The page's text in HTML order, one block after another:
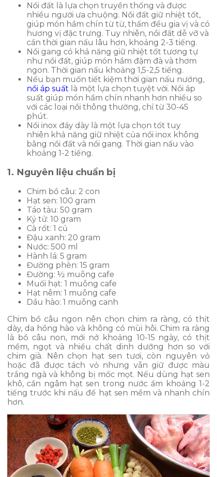
Nồi đất là lựa chọn truyền thống và được
nhiều người ưa chuộng. Nồi đất giữ nhiệt tốt,
giúp món hầm chín từ từ, thấm đều gia vị và có
hương vị đặc trưng. Tuy nhiên, nồi đất dễ vỡ và
cần thời gian nấu lâu hơn, khoảng 2-3 tiếng.
Nồi gang có khả năng giữ nhiệt tốt tương tự
như nồi đất, giúp món hầm đậm đà và thơm
ngon. Thời gian nấu khoảng 1,5-2,5 tiếng.
Nếu bạn muốn tiết kiệm thời gian nấu nướng,
nồi áp suất là một lựa chọn tuyệt vời. Nồi áp
suất giúp món hầm chín nhanh hơn nhiều so
với các loại nồi thông thường, chỉ từ 30-45
phút.
Nồi inox đáy dày là một lựa chọn tốt tuy
nhiên khả năng giữ nhiệt của nồi inox không
bằng nồi đất và nồi gang. Thời gian nấu vào
khoảng 1-2 tiếng.
1. Nguyên liệu chuẩn bị
Chim bồ câu: 2 con
Hạt sen: 100 gram
Táo tàu: 50 gram
Kỷ tử: 10 gram
Cà rốt: 1 củ
Đậu xanh: 20 gram
Nước: 500 ml
Hành lá: 5 gram
Đường phèn: 15 gram
Đường: ½ muỗng cafe
Muối hạt: 1 muỗng cafe
Hạt nêm: 1 muỗng cafe
Dầu hào: 1 muỗng canh
Chim bồ câu ngon nên chọn chim ra ràng, có thịt
dày, da hồng hào và không có mùi hôi. Chim ra ràng
là bồ câu non, mới nở khoảng 10-15 ngày, có thịt
mềm, ngọt và nhiều chất dinh dưỡng hơn so với
chim già. Nên chọn hạt sen tươi, còn nguyên vỏ
hoặc đã được tách vỏ nhưng vẫn giữ được màu
trắng ngà và không bị mốc mọt. Nếu dùng hạt sen
khô, cần ngâm hạt sen trong nước ấm khoảng 1-2
tiếng trước khi nấu để hạt sen mềm và nhanh chín
hơn.